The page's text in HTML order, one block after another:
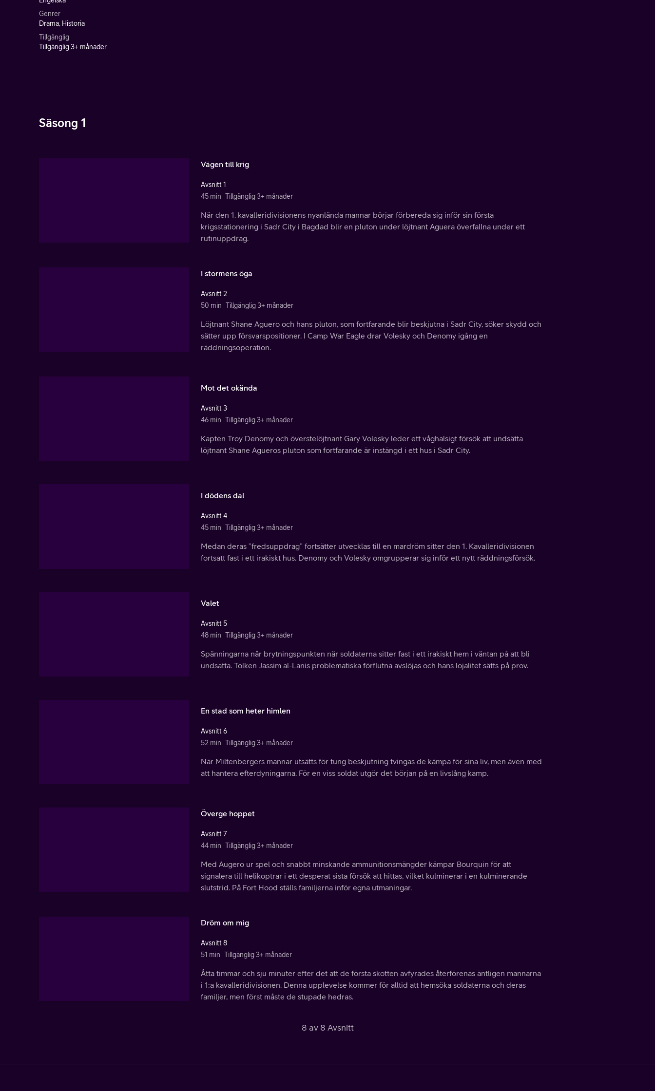
Genrer
Drama, Historia
Tillgänglig
Tillgänglig 3+ månader
Säsong 1
Vägen till krig
Avsnitt 1
45 min Tillgänglig 3+ månader
När den 1. kavalleridivisionens nyanlända mannar börjar förbereda sig inför sin första
krigsstationering i Sadr City i Bagdad blir en pluton under löjtnant Aguera överfallna under ett
rutinuppdrag.
I stormens öga
Avsnitt 2
50 min Tillgänglig 3+ månader
Löjtnant Shane Aguero och hans pluton, som fortfarande blir beskjutna i Sadr City, söker skydd och
sätter upp försvarspositioner. I Camp War Eagle drar Volesky och Denomy igång en
räddningsoperation.
Mot det okända
Avsnitt 3
46 min Tillgänglig 3+ månader
Kapten Troy Denomy och överstelöjtnant Gary Volesky leder ett våghalsigt försök att undsätta
löjtnant Shane Agueros pluton som fortfarande är instängd i ett hus i Sadr City.
I dödens dal
Avsnitt 4
45 min Tillgänglig 3+ månader
Medan deras ”fredsuppdrag” fortsätter utvecklas till en mardröm sitter den 1. Kavalleridivisionen
fortsatt fast i ett irakiskt hus. Denomy och Volesky omgrupperar sig inför ett nytt räddningsförsök.
Valet
Avsnitt 5
48 min Tillgänglig 3+ månader
Spänningarna når brytningspunkten när soldaterna sitter fast i ett irakiskt hem i väntan på att bli
undsatta. Tolken Jassim al-Lanis problematiska förflutna avslöjas och hans lojalitet sätts på prov.
En stad som heter himlen
Avsnitt 6
52 min Tillgänglig 3+ månader
När Miltenbergers mannar utsätts för tung beskjutning tvingas de kämpa för sina liv, men även med
att hantera efterdyningarna. För en viss soldat utgör det början på en livslång kamp.
Överge hoppet
Avsnitt 7
44 min Tillgänglig 3+ månader
Med Augero ur spel och snabbt minskande ammunitionsmängder kämpar Bourquin för att
signalera till helikoptrar i ett desperat sista försök att hittas, vilket kulminerar i en kulminerande
slutstrid. På Fort Hood ställs familjerna inför egna utmaningar.
Dröm om mig
Avsnitt 8
51 min Tillgänglig 3+ månader
Åtta timmar och sju minuter efter det att de första skotten avfyrades återförenas äntligen mannarna
i 1:a kavalleridivisionen. Denna upplevelse kommer för alltid att hemsöka soldaterna och deras
familjer, men först måste de stupade hedras.
8 av 8 Avsnitt